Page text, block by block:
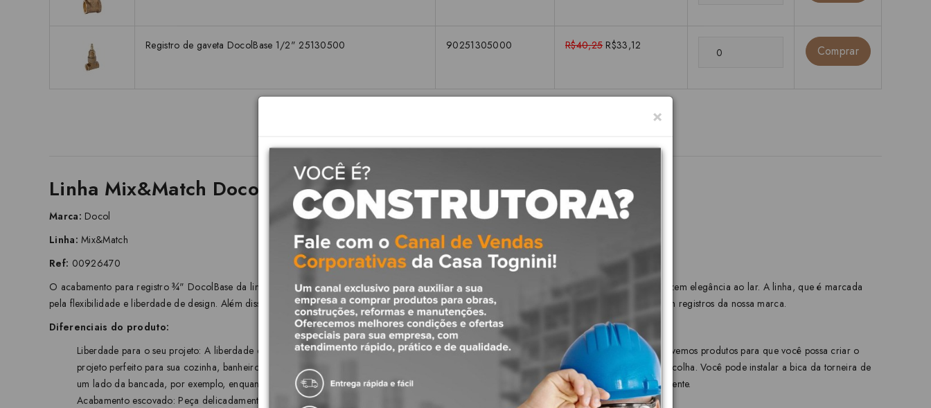
Registro de gaveta DocolBase 1/2" 25130500 90251305000 R$40,25 R$33,12 Comprar
Linha Mix&Match Docol: Personalização e Design Exclusivo
Marca: Docol
Linha: Mix&Match
Ref: 00926470
O acabamento para registro ¾" DocolBase da linha Mix&Match é feito para ambientes que buscam por sofisticação, com objetos básicos e que trazem elegância ao lar. A linha, que é marcada
pela flexibilidade e liberdade de design. Além disso, o produto é feito para clientes que optem pela linha Docol do começo ao fim, com encaixe em registros da nossa marca.
Diferenciais do produto:
Liberdade para o seu projeto: A liberdade de criação é um diferencial presente na arquitetura dos dias atuais. Com alta tecnologia, desenvolvemos produtos para que você possa criar o
projeto perfeito para sua cozinha, banheiro ou lavatórios. As bicas e acionamentos, além da ducha manual, são exemplos de liberdade de escolha. Você pode instalar a bica da torneira de
um lado da bancada, por exemplo, enquanto o acionamento e a ducha no outro. Livre para você escolher o que melhor compõe o seu ambiente.
Acabamento escovado: Peça delicadamente escovada, o que proporciona elegância e o mais perfeito acabamento.
×